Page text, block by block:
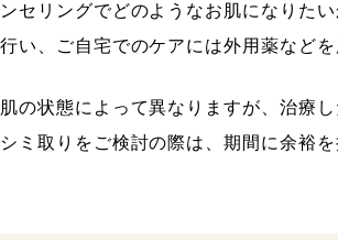
セリングでどのようなお肌になりた
い、ご自宅でのケアには外用薬などを
の状態によって異なりますが、治療
ミ取りをご検討の際は、期間に余裕